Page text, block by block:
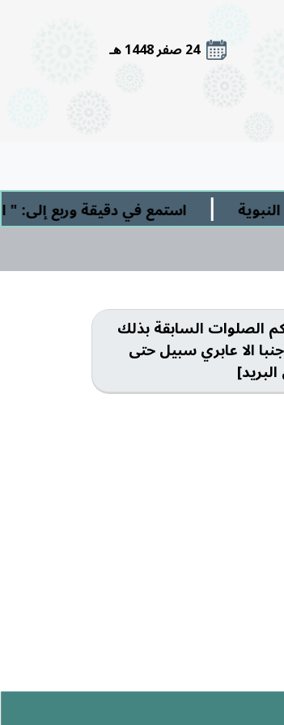
24 صفر 1448 هـ
| استمع في دقيقة وربع إلى: "
الصلوات السابقة بذلك
الا عابري سبيل حتى